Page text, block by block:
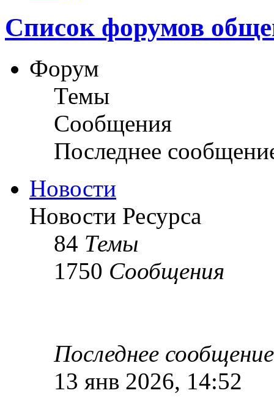
Список форумов
Форум
Темы
Сообщения
Последнее
Новости
Новости Ресурса
84 Темы
1750 Сообщения
Последнее сообщение
13 янв 2026, 14:52